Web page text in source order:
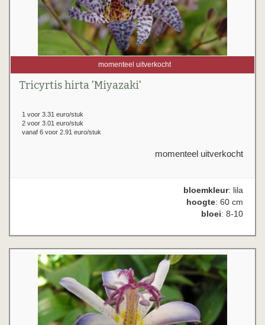
momenteel uitverkocht
Tricyrtis hirta 'Miyazaki'
1 voor 3.31 euro/stuk
2 voor 3.01 euro/stuk
vanaf 6 voor 2.91 euro/stuk
momenteel uitverkocht
bloemkleur: lila
hoogte: 60 cm
bloei: 8-10